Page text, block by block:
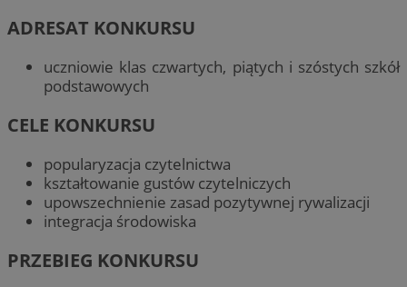
ADRESAT KONKURSU
uczniowie klas czwartych, piątych i szóstych szkół
podstawowych
CELE KONKURSU
popularyzacja czytelnictwa
kształtowanie gustów czytelniczych
upowszechnienie zasad pozytywnej rywalizacji
integracja środowiska
PRZEBIEG KONKURSU